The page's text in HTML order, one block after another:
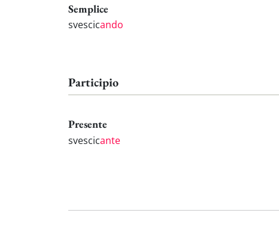
Semplice
svescicando
Participio
Presente
svescicante